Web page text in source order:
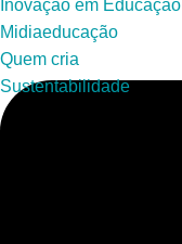
Inovação em Educação
Midiaeducação
Quem cria
Sustentabilidade